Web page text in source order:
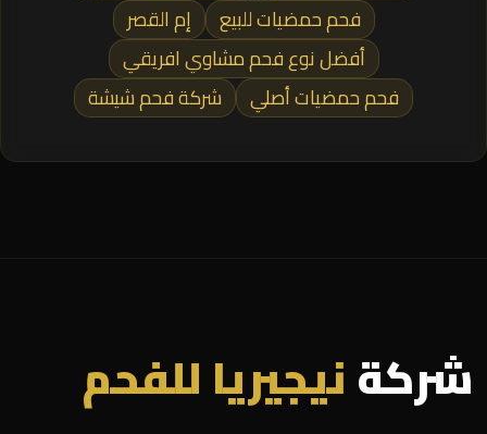
فحم حمضيات للبيع
إم القصر
أفضل نوع فحم مشاوي افريقي
فحم حمضيات أصلي
شركة فحم شيشة
شركةنيجيريا للفحم